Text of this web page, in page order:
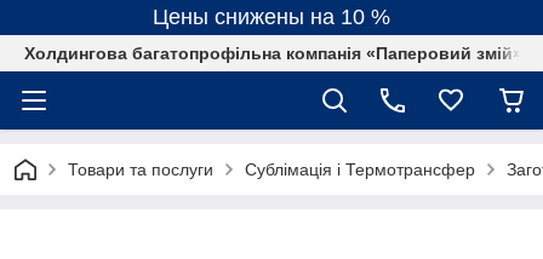
Цены снижены на 10 %
Холдингова багатопрофільна компанія «Паперовий змій»
Товари та послуги Сублімація і Термотрансфер